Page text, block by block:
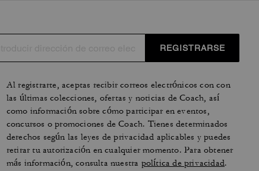
REGISTRARSE
Al registrarte, aceptas recibir correos electrónicos con con
las últimas colecciones, ofertas y noticias de Coach, así
como información sobre cómo participar en eventos,
concursos o promociones de Coach. Tienes determinados
derechos según las leyes de privacidad aplicables y puedes
retirar tu autorización en cualquier momento. Para obtener
más información, consulta nuestra política de privacidad.